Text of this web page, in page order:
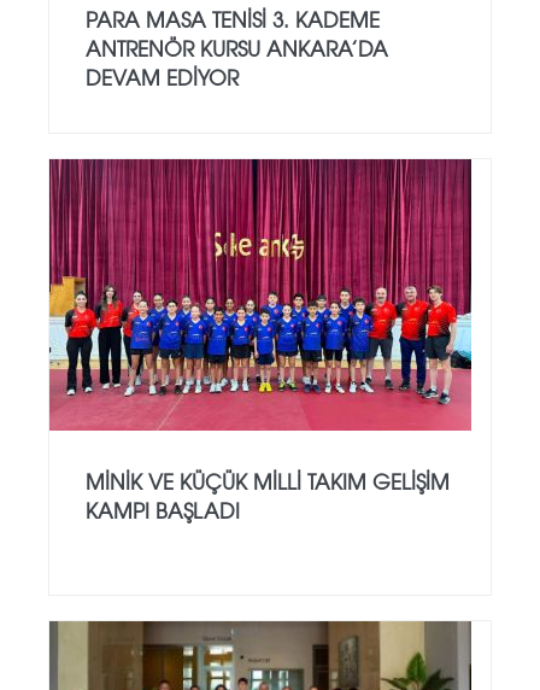
PARA MASA TENISI 3. KADEME
ANTRENÖR KURSU ANKARA’DA
DEVAM EDIYOR
MINIK VE KÜÇÜK MILLI TAKIM GELIŞIM
KAMPI BAŞLADI